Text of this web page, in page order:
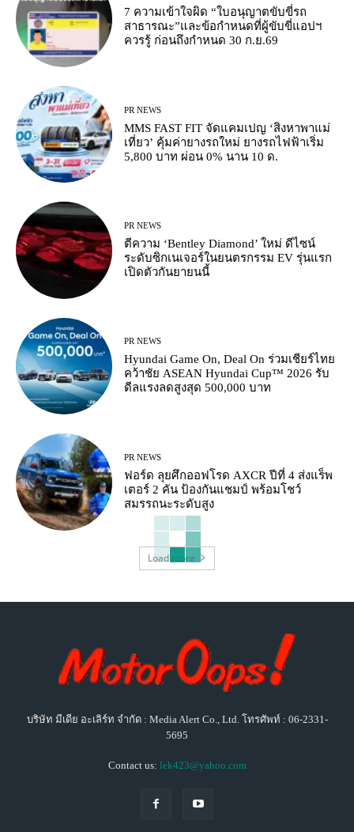
7 ความเข้าใจผิด “ใบอนุญาตขับขี่รถ
สาธารณะ”และข้อกำหนดที่ผู้ขับขี่แอปฯ
ควรรู้ ก่อนถึงกำหนด 30 ก.ย.69
PR NEWS
MMS FAST FIT จัดแคมเปญ ‘สิงหาพาแม่
เที่ยว’ คุ้มค่ายางรถใหม่ ยางรถไฟฟ้าเริ่ม
5,800 บาท ผ่อน 0% นาน 10 ด.
PR NEWS
ตีความ ‘Bentley Diamond’ ใหม่ ดีไซน์
ระดับซิกเนเจอร์ในยนตรกรรม EV รุ่นแรก
เปิดตัวกันยายนนี้
PR NEWS
Hyundai Game On, Deal On ร่วมเชียร์ไทย
คว้าชัย ASEAN Hyundai Cup™ 2026 รับ
ดีลแรงลดสูงสุด 500,000 บาท
PR NEWS
ฟอร์ด ลุยศึกออฟโรด AXCR ปีที่ 4 ส่งแร็พ
เตอร์ 2 คัน ป้องกันแชมป์ พร้อมโชว์
สมรรถนะระดับสูง
Load more
บริษัท มีเดีย อะเลิร์ท จำกัด : Media Alert Co., Ltd. โทรศัพท์ : 06-2331-
5695
Contact us: lek423@yahoo.com